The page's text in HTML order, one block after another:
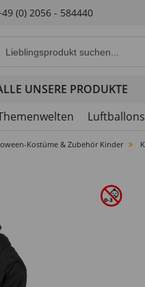
(0) 2056 - 584440
UNSERE PRODUKTE
Luftballons
Kostüme & Zubehör Kinder